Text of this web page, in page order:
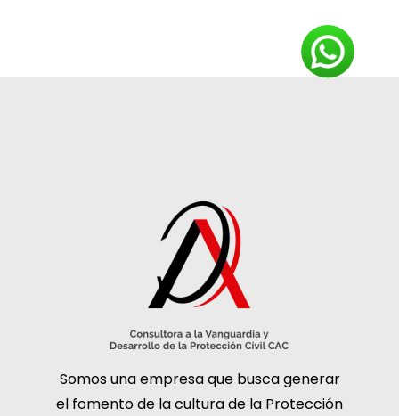
Somos una empresa que busca generar
el fomento de la cultura de la Protección